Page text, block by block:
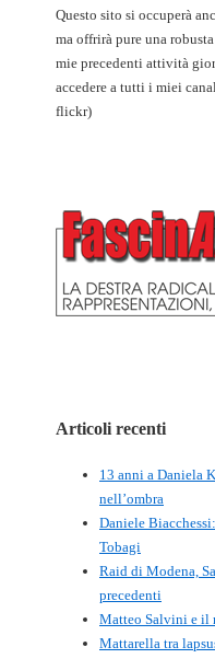
Questo sito si occuperà
ma offrirà pure una
mie precedenti attività
accedere a tutti i miei
flickr)
Articoli recenti
13 anni a Daniela
nell’ombra
Daniele
Tobagi
Raid di Modena,
precedenti
Matteo Salvini e il
Mattarella tra